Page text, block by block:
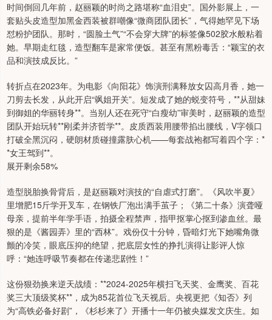
时间倒回几年前，赵丽颖的时尚之路堪称“血泪史”。国外影展上，一
套贴头皮造型加黑金西装被群嘲像“微商团队团长”，气得她罕见下场
怼粉护团队。那时，“圆脸土气”“不会穿大牌”的标签像502胶水般粘着
她。早期走红毯，造型翻车是家常便饭。甚至有黑粉毒舌：“颖宝的衣
品和演技成反比。”
转折点在2023年。为电影《向阳花》饰演刑满释放女囚高月香，她一
刀剪去长发，从此开启“飒姐开关”。短发成了她的蜕变符号，**从甜妹
到御姐的华丽转身**。当别人还在死守“白瘦幼”审美时，赵丽颖的造型
团队开始玩转**刚柔并济哲学**。皮质西装用腰带掐出腰线，V字领口
打破全黑沉闷，硬朗材质碰撞露肤心机——每套战袍都写着四个字：*
*女王驾到**。
展开剩余58%
造型脱胎换骨背后，是赵丽颖对演技的“自虐式打磨”。《风吹半夏》
里增肥15斤学开叉车，在钢铁厂泡出满手茧子；《第二十条》演聋哑
母亲，提前半年学手语，拍摄全程禁声，指甲抠掌心抠到渗血丝。最
狠的是《酱园弄》里的“西林”。戏份仅十分钟，昏暗灯光下她嘴角微
颤的冷笑，眼底压抑的绝望，把底层女性的挣扎演得让影评人惊
呼：“她连呼吸节奏都在传递悲剧性！”
这份狠劲换来逆天战绩：**2024-2025年横扫飞天奖、金鹰奖、百花
奖三大顶级奖杯**，成为85花首位飞天视后。央视更把《知否》列
为“高铁必备好剧”，《杉杉来了》开播十一年仍被央媒发文庆生。如